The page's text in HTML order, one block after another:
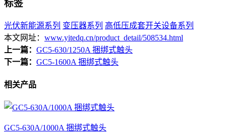
标签
光伏新能源系列 变压器系列 高低压成套开关设备系列
本文网址： www.yitedq.cn/product_detail/508534.html
上一篇： GC5-630/1250A 捆绑式触头
下一篇： GC5-1600A 捆绑式触头
相关产品
GC5-630A/1000A 捆绑式触头